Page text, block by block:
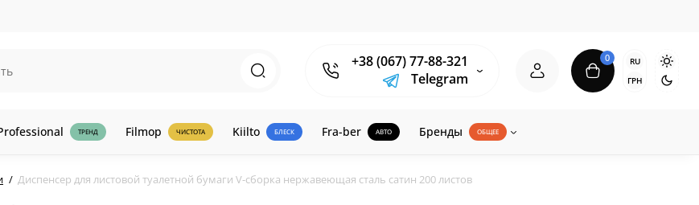
+38 (067) 77-88-321
Telegram
0
RU
ГРН
ТРЕНД Filmop ЧИСТОТА Kiilto БЛЕСК Fra-ber АВТО Бренды ОБЩЕЕ
Диспенсер для листовой туалетной бумаги V-сборка нержавеющая сталь сатин 200 листов